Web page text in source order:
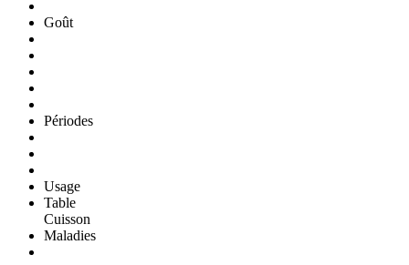
Goût
Périodes
Usage
Table
Cuisson
Maladies